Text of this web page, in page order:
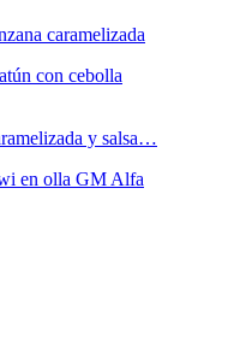
caramelizada
y salsa…